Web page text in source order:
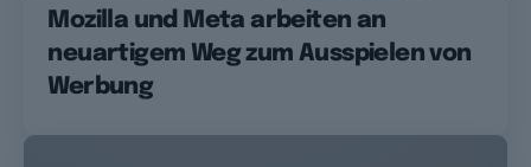
Mozilla und Meta arbeiten an
neuartigem Weg zum Ausspielen von
Werbung